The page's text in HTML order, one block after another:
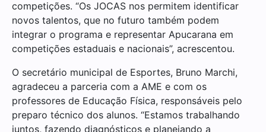
competições. “Os JOCAS nos permitem identificar
novos talentos, que no futuro também podem
integrar o programa e representar Apucarana em
competições estaduais e nacionais”, acrescentou.
O secretário municipal de Esportes, Bruno Marchi,
agradeceu a parceria com a AME e com os
professores de Educação Física, responsáveis pelo
preparo técnico dos alunos. “Estamos trabalhando
juntos, fazendo diagnósticos e planejando a